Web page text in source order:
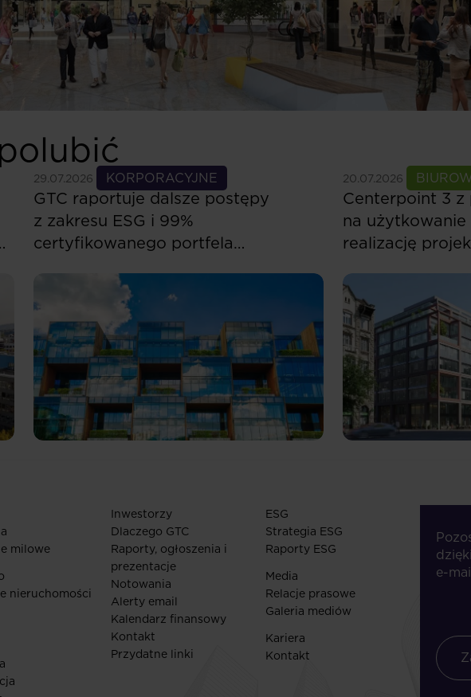
29.07.2026 KORPORACYJNE
Zobacz więcej
GTC raportuje dalsze postępy
z zakresu ESG i 99%
certyfikowanego portfela
Wschodniej
20.07.2026
Zobacz więcej
Centerpoint 3 z
na użytkowanie
realizację
milowe
nieruchomości
Inwestorzy
Dlaczego GTC
Raporty, ogłoszenia i
prezentacje
Notowania
Alerty email
Kalendarz finansowy
Kontakt
Przydatne linki
ESG
Strategia ESG
Raporty ESG
Media
Relacje prasowe
Galeria mediów
Kariera
Kontakt
e-